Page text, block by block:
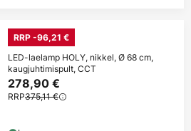
RRP -96,21 €
LED-laelamp HOLY, nikkel, Ø 68 cm,
kaugjuhtimispult, CCT
278,90 €
RRP375,11 €